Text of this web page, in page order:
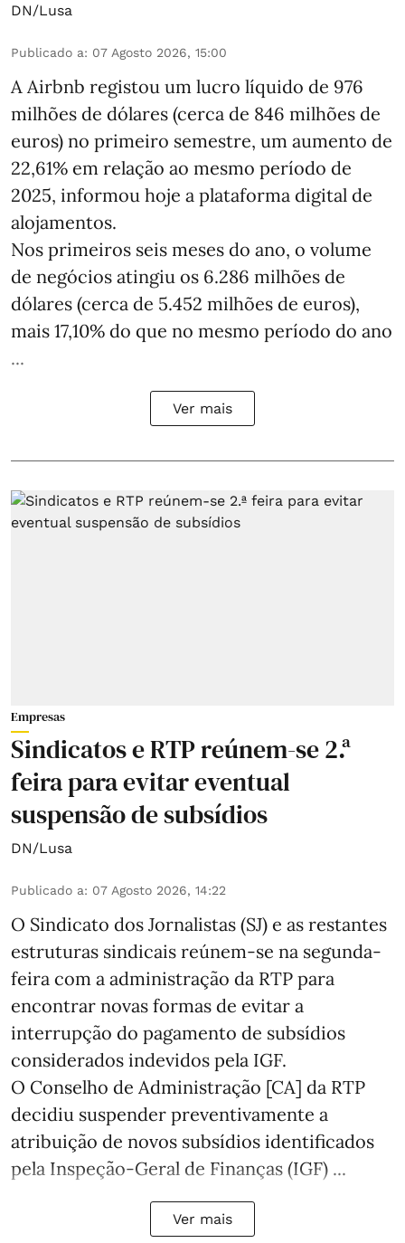
DN/Lusa
Publicado a: 07 Agosto 2026, 15:00
A Airbnb registou um lucro líquido de 976
milhões de dólares (cerca de 846 milhões de
euros) no primeiro semestre, um aumento de
22,61% em relação ao mesmo período de
2025, informou hoje a plataforma digital de
alojamentos.
Nos primeiros seis meses do ano, o volume
de negócios atingiu os 6.286 milhões de
dólares (cerca de 5.452 milhões de euros),
mais 17,10% do que no mesmo período do ano
...
Ver mais
Empresas
Sindicatos e RTP reúnem-se 2.ª
feira para evitar eventual
suspensão de subsídios
DN/Lusa
Publicado a: 07 Agosto 2026, 14:22
O Sindicato dos Jornalistas (SJ) e as restantes
estruturas sindicais reúnem-se na segunda-
feira com a administração da RTP para
encontrar novas formas de evitar a
interrupção do pagamento de subsídios
considerados indevidos pela IGF.
O Conselho de Administração [CA] da RTP
decidiu suspender preventivamente a
atribuição de novos subsídios identificados
pela Inspeção-Geral de Finanças (IGF) ...
Ver mais